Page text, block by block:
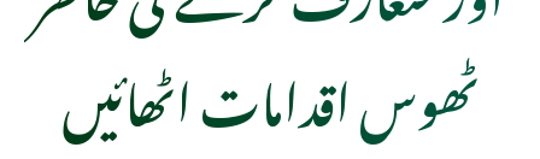
ٹھوس اقدامات اٹھائیں